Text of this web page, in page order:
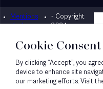
Mentions
légales
- Copyright
2024
Cookie Consent
By clicking “Accept”, you
device to enhance site
our marketing efforts. Visit